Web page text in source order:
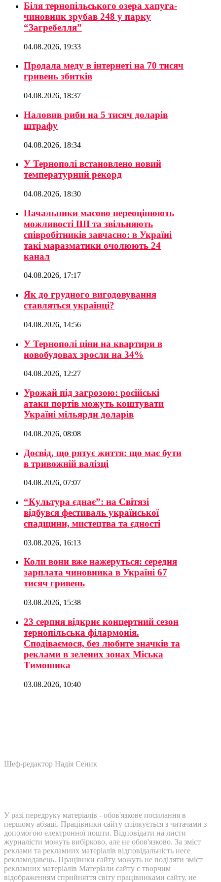
Біля тернопільського озера хапуга-
чиновник зрубав 248 у парку
“Загребелля”
04.08.2026, 19:33
Продала меду в інтернеті на 70 тисяч
гривень збитків
04.08.2026, 18:37
Наловив риби на 5 тисяч доларів
штрафу
04.08.2026, 18:34
У Тернополі встановлено новий
температурний рекорд
04.08.2026, 18:30
Начальники масово переоцінюють
можливості ШІ та звільняють
співробітників завчасно: в Україні
такі маразматики очолюють 24
канал
04.08.2026, 17:17
Як до грудного вигодовування
ставляться українці?
04.08.2026, 14:56
У Тернополі ціни на квартири в
новобудовах зросли на 34%
04.08.2026, 12:27
Урожай під загрозою: російські
атаки портів можуть коштувати
Україні мільярди доларів
04.08.2026, 08:08
Досвід, що рятує життя: що має бути
в тривожній валізці
04.08.2026, 07:07
“Культура єднає”: на Світязі
відбувся фестиваль української
спадщини, мистецтва та єдності
03.08.2026, 16:13
Коли вони вже нажеруться: середня
зарплата чиновника в Україні 67
тисяч гривень
03.08.2026, 15:38
23 серпня відкриє концертний сезон
тернопільська філармонія.
Сподіваємося, без любите значків та
реклами в зелених зонах Міська
Тимошика
03.08.2026, 10:40
Шеф-редактор Надія Сеник
У разі передруку матеріалів - обов'язкове посилання в
першому абзаці. Працівники сайту спілкується з читачами з
допомогою електронної пошти. Відповідати на листи
журналісти можуть вибірково, але не обов'язково. За зміст
реклами та рекламних матеріалів відповідальність несе
рекламодавець. Працівнки сайту можуть не поділяти зміст
рекламних матеріалів Матеріали сайту є творчим
відображенням сприйняття світу працівниками сайту, не